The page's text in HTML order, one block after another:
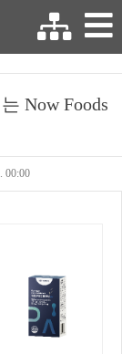
Now Foods
00:00